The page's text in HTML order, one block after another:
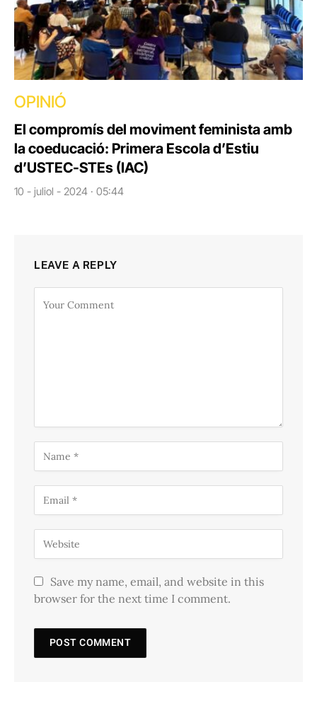
OPINIÓ
El compromís del moviment feminista amb
la coeducació: Primera Escola d’Estiu
d’USTEC-STEs (IAC)
10 - juliol - 2024 · 05:44
LEAVE A REPLY
Save my name, email, and website in this
browser for the next time I comment.